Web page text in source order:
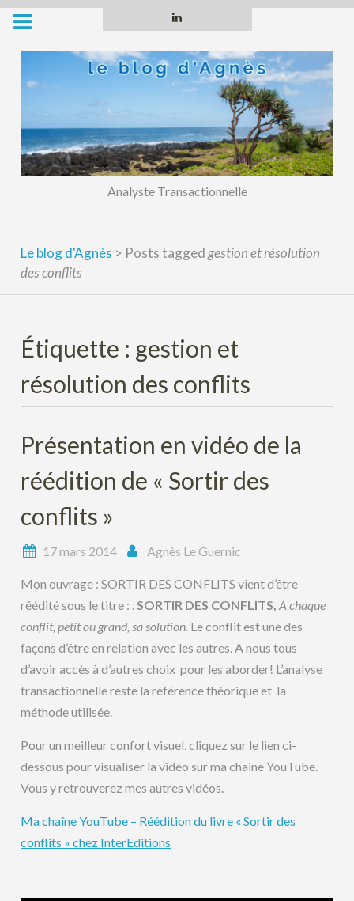
Skip
content
Analyste Transactionnelle
Le blog d'Agnès > Posts taggedgestion et résolution
des conflits
Étiquette : gestion et
résolution des conflits
Présentation en vidéo de la
réédition de « Sortir des
conflits »
17 mars 2014 Agnès Le Guernic
Mon ouvrage : SORTIR DES CONFLITS vient d’être
réédité sous le titre : .SORTIR DES CONFLITS,A chaque
conflit, petit ou grand, sa solution. Le conflit est une des
façons d’être en relation avec les autres. A nous tous
d’avoir accès à d’autres choix pour les aborder! L’analyse
transactionnelle reste la référence théorique et la
méthode utilisée.
Pour un meilleur confort visuel, cliquez sur le lien ci-
dessous pour visualiser la vidéo sur ma chaine YouTube.
Vous y retrouverez mes autres vidéos.
Ma chaîne YouTube – Réédition du livre « Sortir des
conflits » chez InterEditions